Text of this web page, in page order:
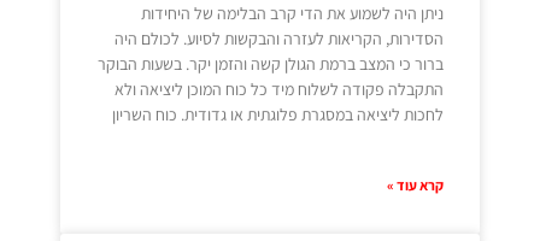
ניתן היה לשמוע את הדי קרב הבלימה של היחידות
הסדירות, הקריאות לעזרה והבקשות לסיוע. לכולם היה
ברור כי המצב ברמת הגולן קשה והזמן יקר. בשעות הבוקר
התקבלה פקודה לשלוח מיד כל כוח המוכן ליציאה ולא
לחכות ליציאה במסגרת פלוגתית או גדודית. כוח השריון
קרא עוד »